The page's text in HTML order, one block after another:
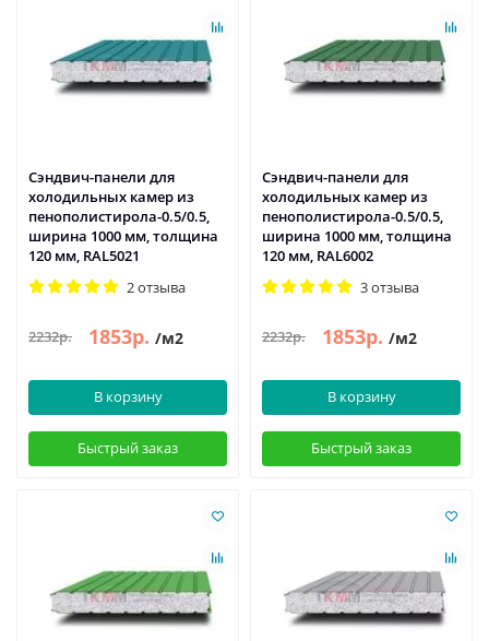
Сэндвич-панели для
холодильных камер из
пенополистирола-0.5/0.5,
ширина 1000 мм, толщина
120 мм, RAL5021
2 отзыва
2232р. 1853р. /м2
В корзину
Быстрый заказ
Сэндвич-панели для
холодильных камер из
пенополистирола-0.5/0.5,
ширина 1000 мм, толщина
120 мм, RAL6002
3 отзыва
2232р. 1853р. /м2
В корзину
Быстрый заказ